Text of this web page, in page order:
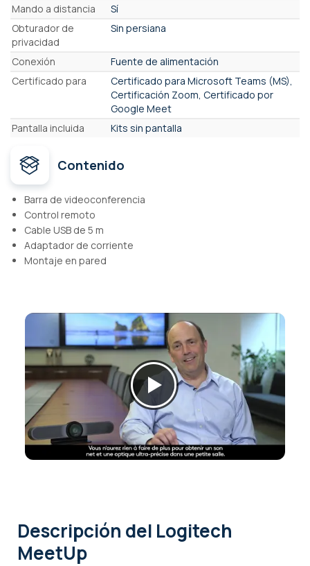
Mando a distancia
Sí
Obturador de
privacidad
Sin persiana
Conexión
Fuente de alimentación
Certificado para
Certificado para Microsoft Teams (MS),
Certificación Zoom, Certificado por
Google Meet
Pantalla incluida
Kits sin pantalla
Contenido
Barra de videoconferencia
Control remoto
Cable USB de 5 m
Adaptador de corriente
Montaje en pared
Descripción del Logitech
MeetUp